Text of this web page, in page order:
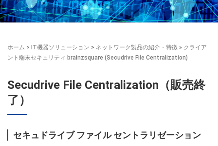
ホーム > IT機器ソリューション > ネットワーク製品の紹介・特徴 » クライア
ント端末セキュリティ brainzsquare (Secudrive File Centralization)
Secudrive File Centralization（販売終
了）
セキュドライブ ファイル セントラリゼーション